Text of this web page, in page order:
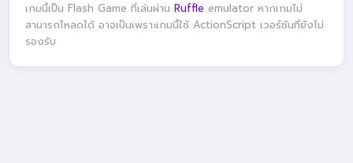
เกมนี้เป็น Flash Game ที่เล่นผ่าน Ruffle emulator หากเกมไม่
สามารถโหลดได้ อาจเป็นเพราะเกมนี้ใช้ ActionScript เวอร์ชันที่ยังไม่
รองรับ